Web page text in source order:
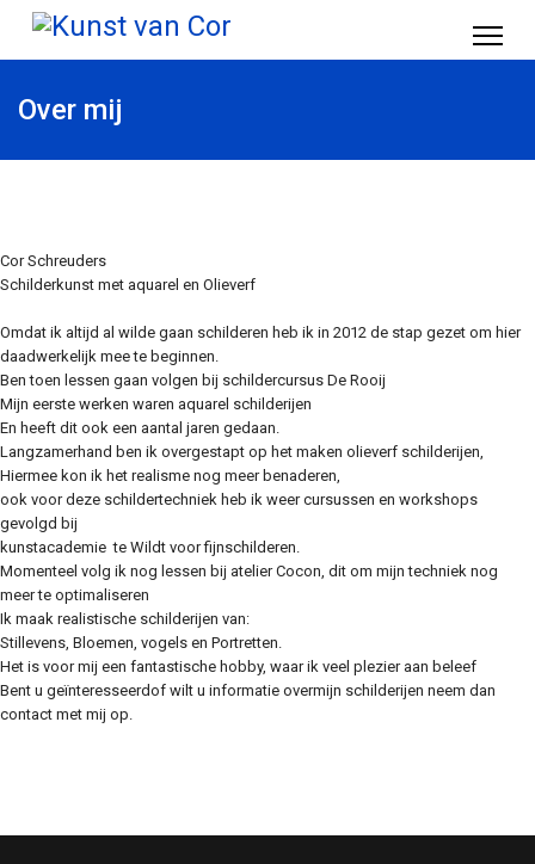
Over mij
Cor Schreuders
Schilderkunst met aquarel en Olieverf
Omdat ik altijd al wilde gaan schilderen heb ik in 2012 de stap gezet om hier
daadwerkelijk mee te beginnen.
Ben toen lessen gaan volgen bij schildercursus De Rooij
Mijn eerste werken waren aquarel schilderijen
En heeft dit ook een aantal jaren gedaan.
Langzamerhand ben ik overgestapt op het maken olieverf schilderijen,
Hiermee kon ik het realisme nog meer benaderen,
ook voor deze schildertechniek heb ik weer cursussen en workshops
gevolgd bij
kunstacademie te Wildt voor fijnschilderen.
Momenteel volg ik nog lessen bij atelier Cocon, dit om mijn techniek nog
meer te optimaliseren
Ik maak realistische schilderijen van:
Stillevens, Bloemen, vogels en Portretten.
Het is voor mij een fantastische hobby, waar ik veel plezier aan beleef
Bent u geïnteresseerdof wilt u informatie overmijn schilderijen neem dan
contact met mij op.